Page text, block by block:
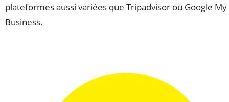
plateformes aussi variées que Tripadvisor ou Google My
Business.